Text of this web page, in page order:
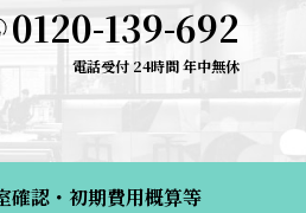
0120-139-692
電話受付 24時間 年中無休
確認・初期費用概算等